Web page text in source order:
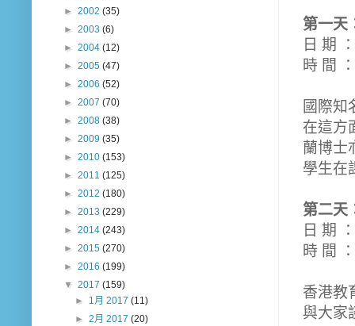
第一天
日 期
時 間
國際知
在這方
蘭博士
學生在
第二天
日 期
時 間
香港教
與大家
► 2002 (35)
► 2003 (6)
► 2004 (12)
► 2005 (47)
► 2006 (52)
► 2007 (70)
► 2008 (38)
► 2009 (35)
► 2010 (153)
► 2011 (125)
► 2012 (180)
► 2013 (229)
► 2014 (243)
► 2015 (270)
► 2016 (199)
▼ 2017 (159)
► 1月 2017(11)
►2月 2017(20)